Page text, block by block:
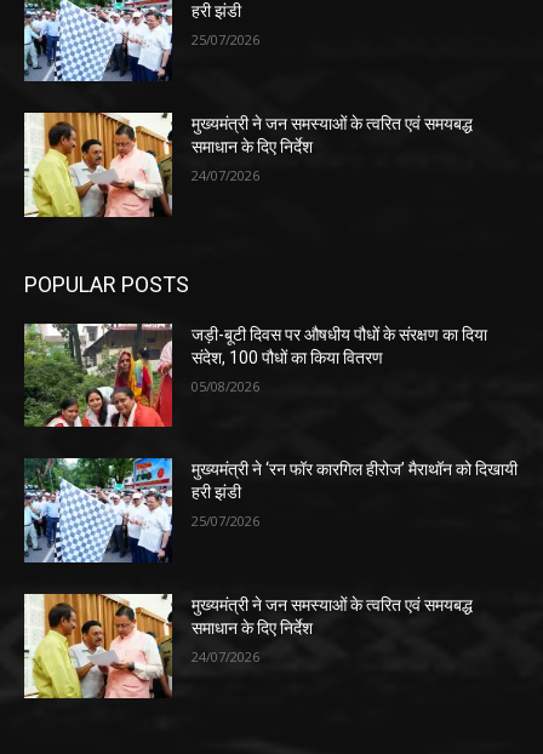
हरी झंडी
25/07/2026
मुख्यमंत्री ने जन समस्याओं के त्वरित एवं समयबद्ध
समाधान के दिए निर्देश
24/07/2026
POPULAR POSTS
जड़ी-बूटी दिवस पर औषधीय पौधों के संरक्षण का दिया
संदेश, 100 पौधों का किया वितरण
05/08/2026
मुख्यमंत्री ने ‘रन फॉर कारगिल हीरोज’ मैराथॉन को दिखायी
हरी झंडी
25/07/2026
मुख्यमंत्री ने जन समस्याओं के त्वरित एवं समयबद्ध
समाधान के दिए निर्देश
24/07/2026